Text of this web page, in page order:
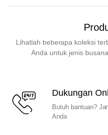
Lihatlah beberapa koleksi
Anda untuk jenis
Dukungan
Butuh bantuan?
Anda